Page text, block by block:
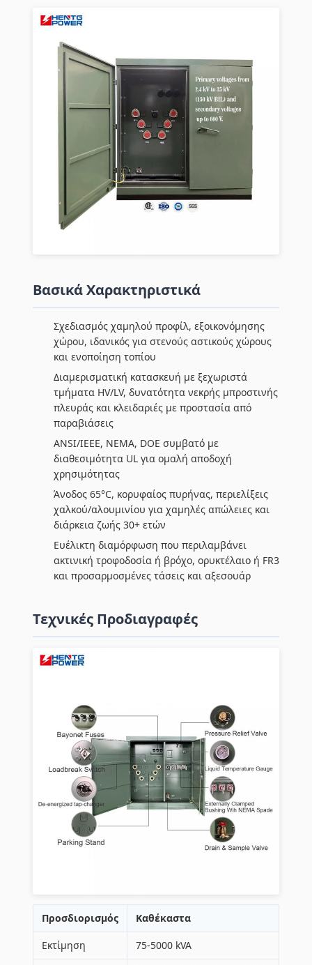
Βασικά Χαρακτηριστικά
Σχεδιασμός χαμηλού προφίλ, εξοικονόμησης
χώρου, ιδανικός για στενούς αστικούς χώρους
και ενοποίηση τοπίου
Διαμερισματική κατασκευή με ξεχωριστά
τμήματα HV/LV, δυνατότητα νεκρής μπροστινής
πλευράς και κλειδαριές με προστασία από
παραβιάσεις
ANSI/IEEE, NEMA, DOE συμβατό με
διαθεσιμότητα UL για ομαλή αποδοχή
χρησιμότητας
Άνοδος 65°C, κορυφαίος πυρήνας, περιελίξεις
χαλκού/αλουμινίου για χαμηλές απώλειες και
διάρκεια ζωής 30+ ετών
Ευέλικτη διαμόρφωση που περιλαμβάνει
ακτινική τροφοδοσία ή βρόχο, ορυκτέλαιο ή FR3
και προσαρμοσμένες τάσεις και αξεσουάρ
Τεχνικές Προδιαγραφές
Προσδιορισμός Καθέκαστα
Εκτίμηση 75-5000 kVA